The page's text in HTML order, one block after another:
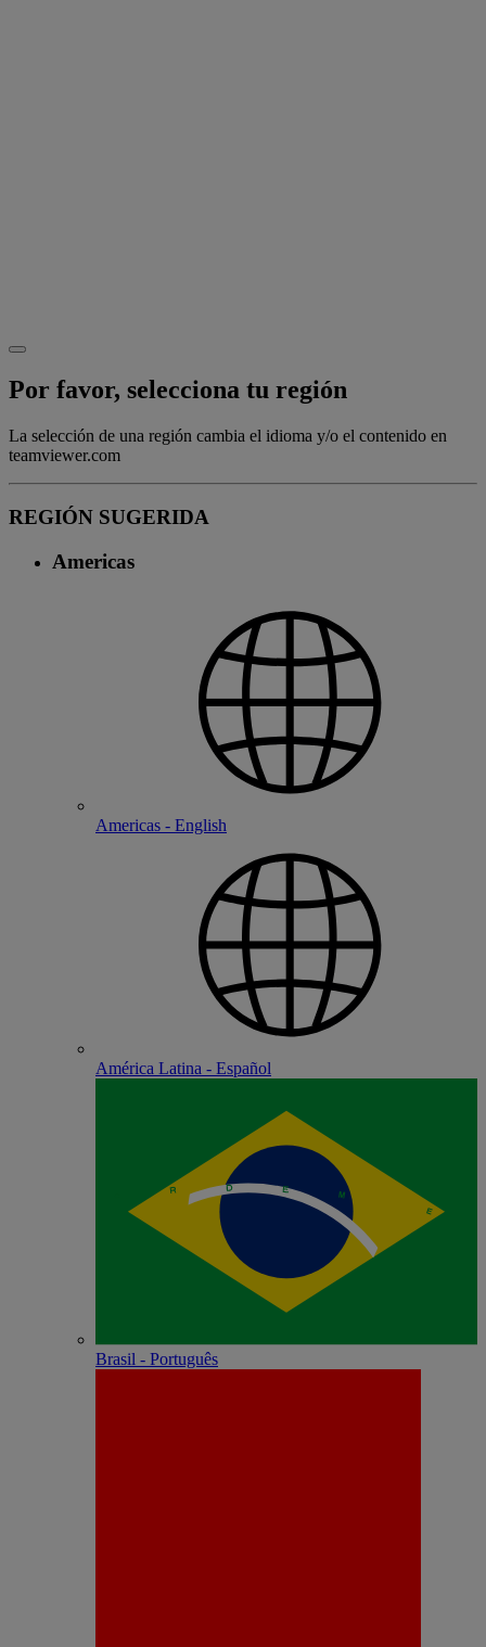
Por favor, selecciona tu región
La selección de una región cambia el idioma y/o el contenido en
teamviewer.com
REGIÓN SUGERIDA
Americas
Americas - English
América Latina - Español
Brasil - Português